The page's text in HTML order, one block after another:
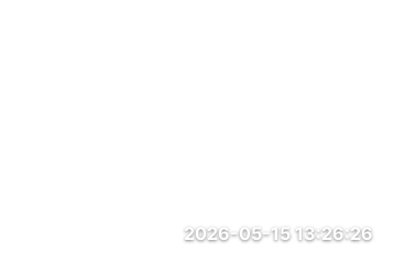
2026-05-15 13:26:26